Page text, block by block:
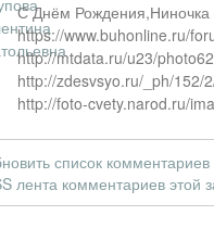
С Днём Рождения,Ниночка
https://www.buhonline.ru/
http://mtdata.ru/u23/
http://zdesvsyo.ru/_ph/152/
http://foto-cvety.narod.ru/
список комментариев
лента комментариев этой